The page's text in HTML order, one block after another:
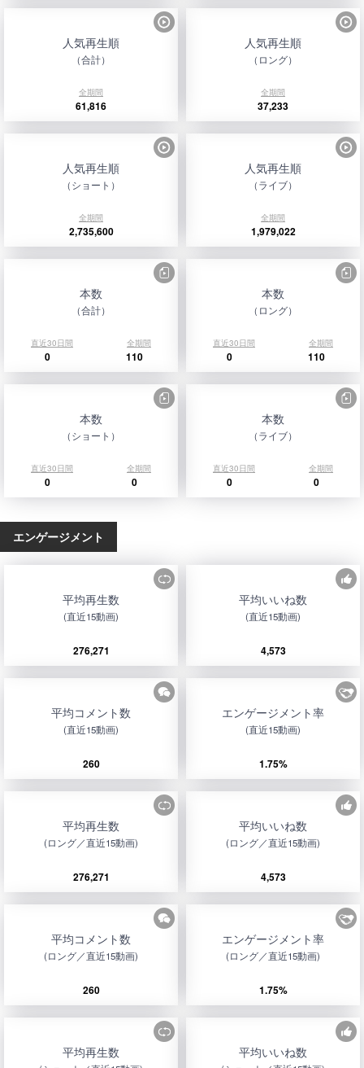
人気再生順
（合計）
全期間
61,816
人気再生順
（ロング）
全期間
37,233
人気再生順
（ショート）
全期間
2,735,600
人気再生順
（ライブ）
全期間
1,979,022
本数
（合計）
直近30日間 全期間
0 110
本数
（ロング）
直近30日間 全期間
0 110
本数
（ショート）
直近30日間 全期間
0 0
本数
（ライブ）
直近30日間 全期間
0 0
エンゲージメント
平均再生数
(直近15動画)
276,271
平均いいね数
(直近15動画)
4,573
平均コメント数
(直近15動画)
260
エンゲージメント率
(直近15動画)
1.75%
平均再生数
(ロング／直近15動画)
276,271
平均いいね数
(ロング／直近15動画)
4,573
平均コメント数
(ロング／直近15動画)
260
エンゲージメント率
(ロング／直近15動画)
1.75%
平均再生数 平均いいね数